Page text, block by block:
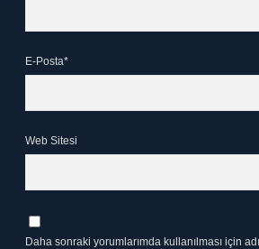
E-Posta*
Web Sitesi
Daha sonraki yorumlarımda kullanılması için